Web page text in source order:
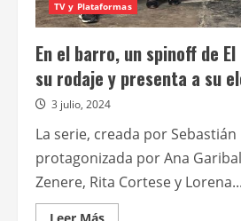
TV y Plataformas
En el barro, un spinoff de
su rodaje y presenta a su
3 julio, 2024
La serie, creada por Sebastián
protagonizada por Ana
Zenere, Rita Cortese y Lorena...
Leer